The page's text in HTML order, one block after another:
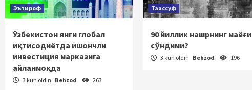
Эътироф
Ўзбекистон янги глобал
иқтисодиётда ишончли
инвестиция марказига
айланмоқда
3 kun oldin Behzod 263
Таассуф
90 йиллик нашрнинг маёғи
сўндими?
3 kun oldin Behzod 196